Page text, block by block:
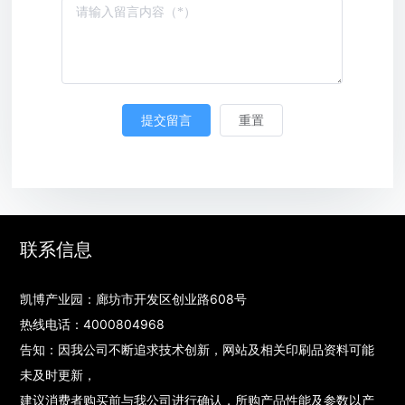
联系信息
凯博产业园：廊坊市开发区创业路608号
热线电话：4000804968
告知：因我公司不断追求技术创新，网站及相关印刷品资料可能
未及时更新，
建议消费者购买前与我公司进行确认，所购产品性能及参数以产